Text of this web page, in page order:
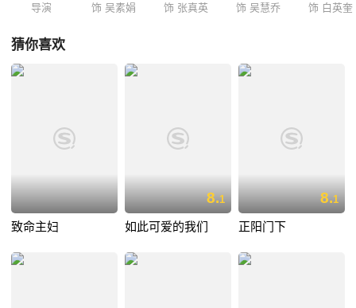
导演 饰 吴素娟 饰 张真英 饰 吴慧乔 饰 白英奎
猜你喜欢
致命主妇
8.1
如此可爱的我们
8.1
正阳门下